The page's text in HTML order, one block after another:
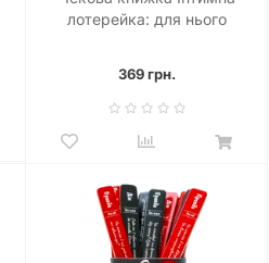
лотерейка: для нього
369 грн.